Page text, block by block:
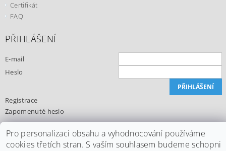
Certifikát
FAQ
PŘIHLÁŠENÍ
E-mail
Heslo
Registrace
Zapomenuté heslo
Pro personalizaci obsahu a vyhodnocování používáme
cookies třetích stran. S vaším souhlasem budeme schopni